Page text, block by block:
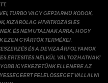
TURBÓ VAGY GÉPJÁRMŰ KÓDOK,
KIZÁRÓLAG HIVATKOZÁSI ÉS
ÉS NEM UTALNAK ARRA, HOGY
EZEN GYÁRTÓK TERMÉKEI.
ÉS A DEVIZAÁRFOLYAMOK
ÉRTESÍTÉS NÉLKÜL VÁLTOZHATNAK!
IGYEKEZETÜNK ELLENÉRE AZ
FELELŐSSÉGET VÁLLALNI